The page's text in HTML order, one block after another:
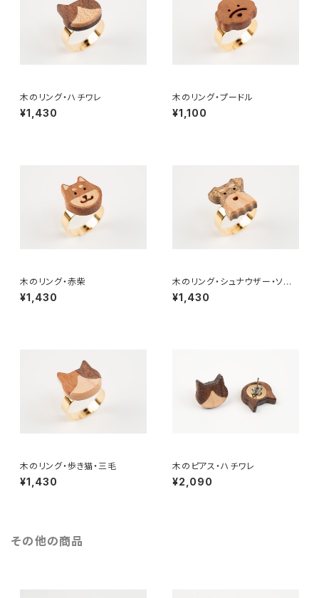
木のリング・ハチワレ
¥1,430
木のリング・プードル
¥1,100
木のリング・赤柴
¥1,430
木のリング・シュナウザー・ソルト
& ペッパー
¥1,430
木のリング・歩き猫・三毛
¥1,430
木のピアス・ハチワレ
¥2,090
その他の商品